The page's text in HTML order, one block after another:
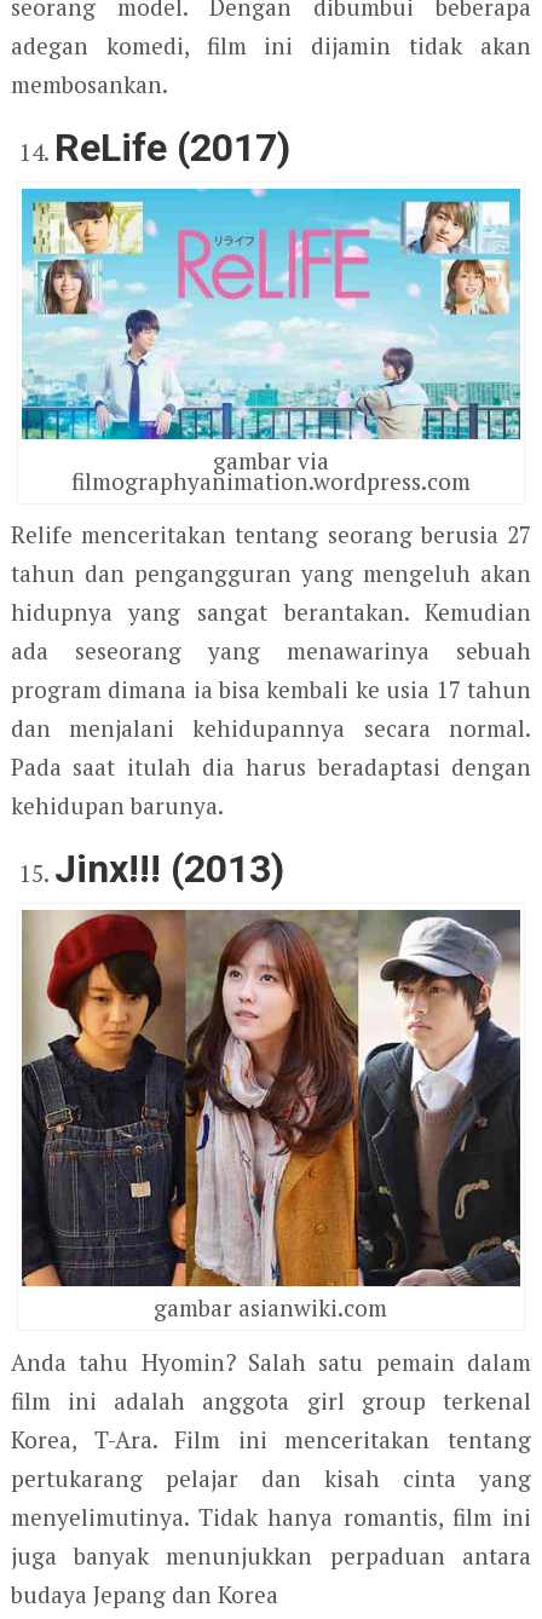
seorang model. Dengan dibumbui beberapa
adegan komedi, film ini dijamin tidak akan
membosankan.
ReLife (2017)
gambar via
filmographyanimation.wordpress.com
Relife menceritakan tentang seorang berusia 27
tahun dan pengangguran yang mengeluh akan
hidupnya yang sangat berantakan. Kemudian
ada seseorang yang menawarinya sebuah
program dimana ia bisa kembali ke usia 17 tahun
dan menjalani kehidupannya secara normal.
Pada saat itulah dia harus beradaptasi dengan
kehidupan barunya.
Jinx!!! (2013)
gambar asianwiki.com
Anda tahu Hyomin? Salah satu pemain dalam
film ini adalah anggota girl group terkenal
Korea, T-Ara. Film ini menceritakan tentang
pertukarang pelajar dan kisah cinta yang
menyelimutinya. Tidak hanya romantis, film ini
juga banyak menunjukkan perpaduan antara
budaya Jepang dan Korea